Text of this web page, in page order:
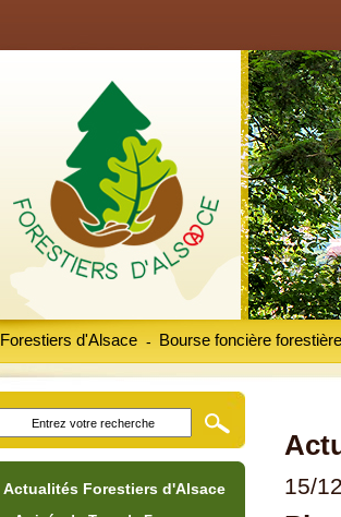
Forestiers d'Alsace Bourse foncière forestière
-
15/
Actualités Forestiers d'Alsace